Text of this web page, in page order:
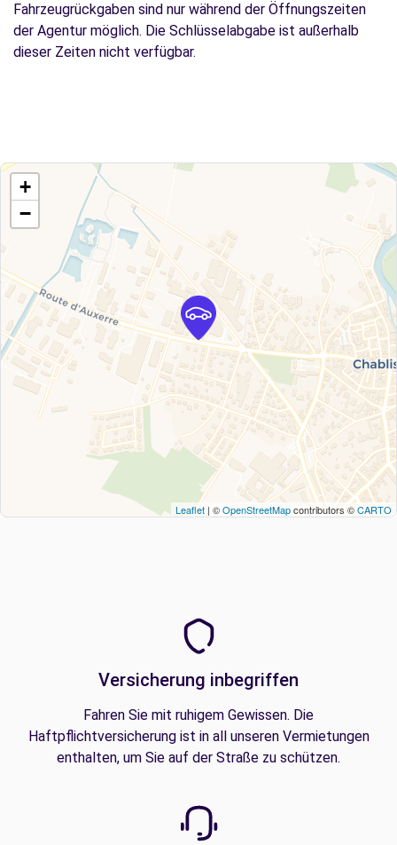
Fahrzeugrückgaben sind nur während der Öffnungszeiten
der Agentur möglich. Die Schlüsselabgabe ist außerhalb
dieser Zeiten nicht verfügbar.
+
−
Leaflet | ©OpenStreetMapcontributors ©CARTO
Versicherung inbegriffen
Fahren Sie mit ruhigem Gewissen. Die
Haftpflichtversicherung ist in all unseren Vermietungen
enthalten, um Sie auf der Straße zu schützen.